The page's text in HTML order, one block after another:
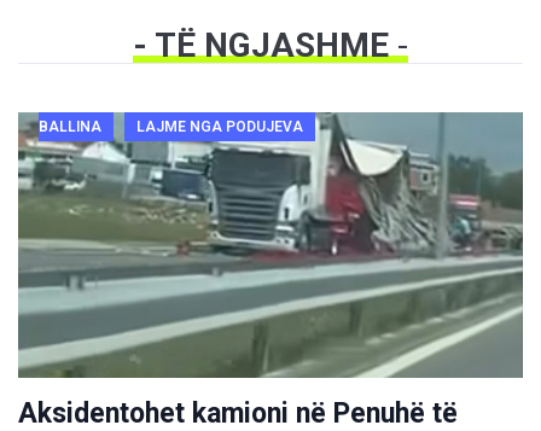
- TË NGJASHME -
BALLINA LAJME NGA PODUJEVA
Aksidentohet kamioni në Penuhë të